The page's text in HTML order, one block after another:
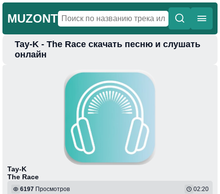
MUZONT
Главная
Tay-K - The Race скачать песню и слушать
онлайн
Tay-K
The Race
6197 Просмотров 02:20